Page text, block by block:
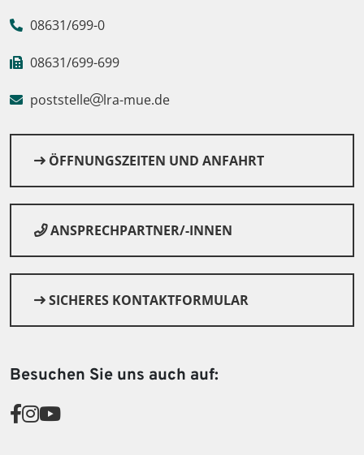
08631/699-0
08631/699-699
poststelle lra-mue.de
ÖFFNUNGSZEITEN UND ANFAHRT
ANSPRECHPARTNER/-INNEN
SICHERES KONTAKTFORMULAR
Besuchen Sie uns auch auf: